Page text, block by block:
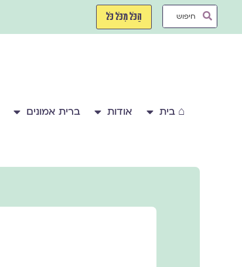
Search
הַכֹּל מִכֹּל כֹּל
⌂ בית אודות ברית אמונים